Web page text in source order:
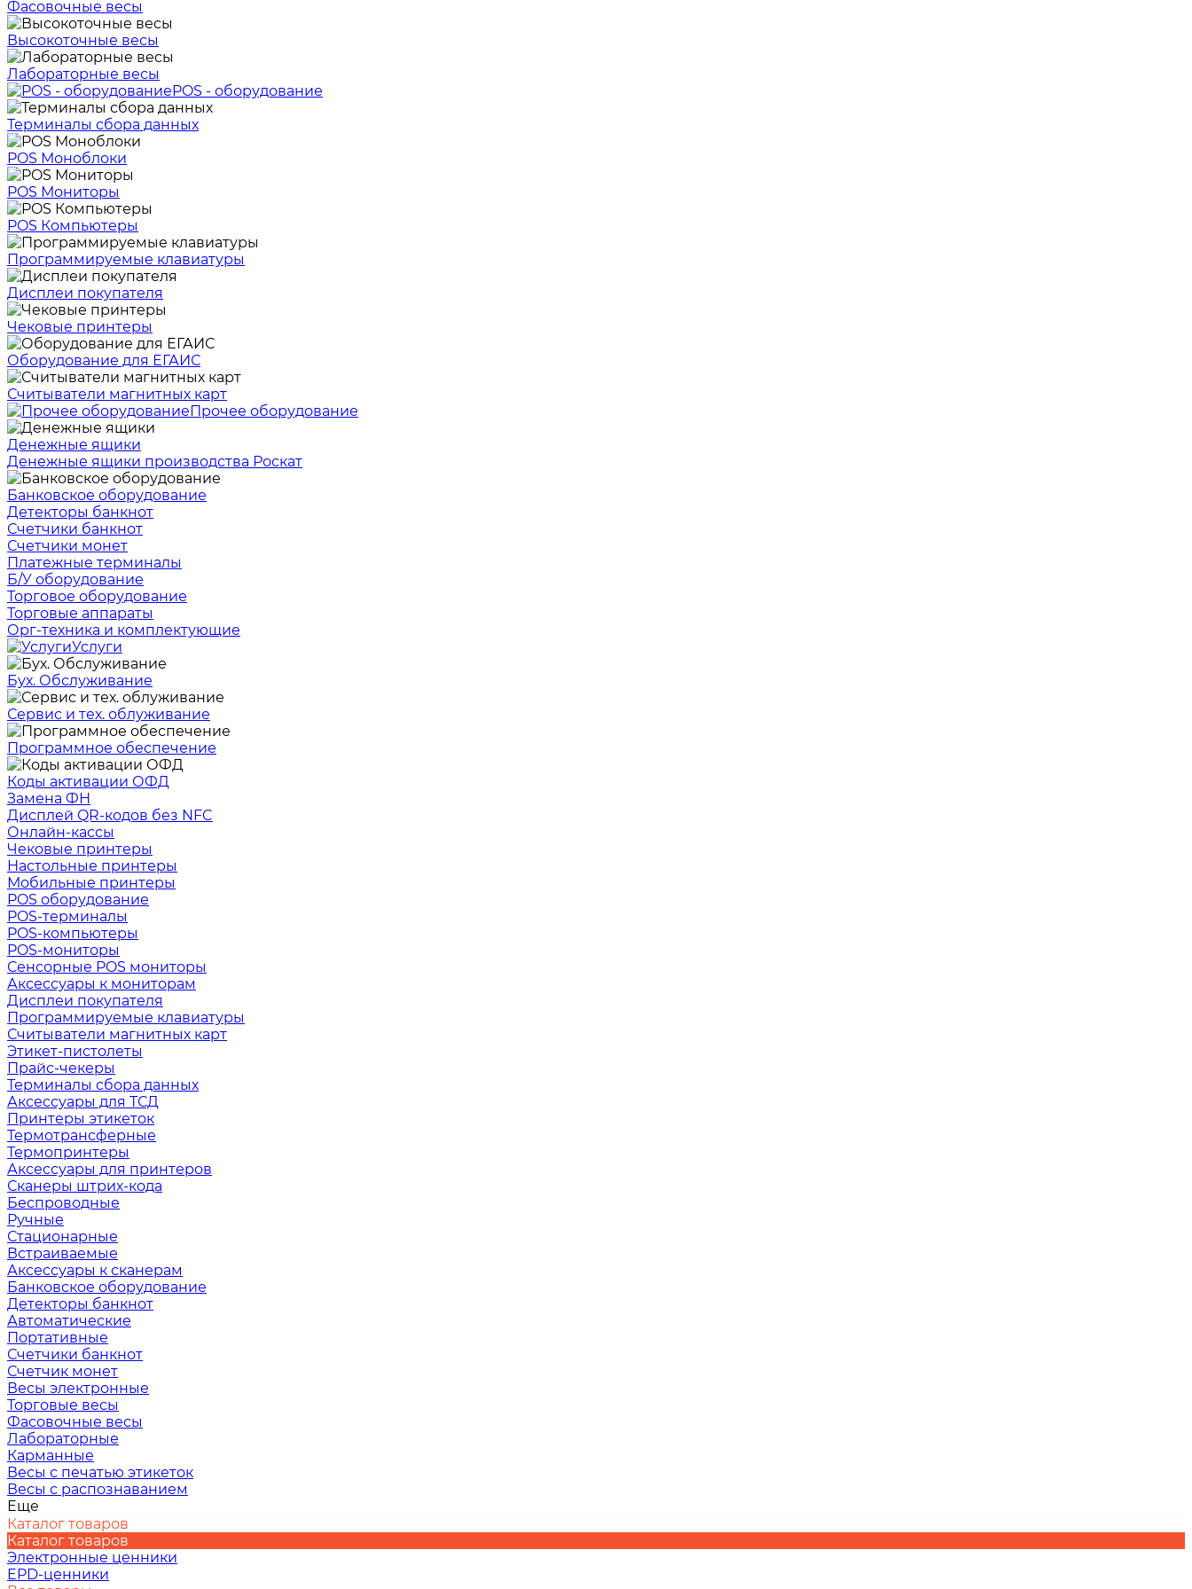
Фасовочные весы
Высокоточные весы
Лабораторные весы
POS - оборудование
Терминалы сбора данных
POS Моноблоки
POS Мониторы
POS Компьютеры
Программируемые клавиатуры
Дисплеи покупателя
Чековые принтеры
Оборудование для ЕГАИС
Считыватели магнитных карт
Прочее оборудование
Денежные ящики
Денежные ящики производства Роскат
Банковское оборудование
Детекторы банкнот
Счетчики банкнот
Счетчики монет
Платежные терминалы
Б/У оборудование
Торговое оборудование
Торговые аппараты
Орг-техника и комплектующие
Услуги
Бух. Обслуживание
Сервис и тех. облуживание
Программное обеспечение
Коды активации ОФД
Замена ФН
Дисплей QR-кодов без NFC
Онлайн-кассы
Чековые принтеры
Настольные принтеры
Мобильные принтеры
POS оборудование
POS-терминалы
POS-компьютеры
POS-мониторы
Сенсорные POS мониторы
Аксессуары к мониторам
Дисплеи покупателя
Программируемые клавиатуры
Считыватели магнитных карт
Этикет-пистолеты
Прайс-чекеры
Терминалы сбора данных
Аксессуары для ТСД
Принтеры этикеток
Термотрансферные
Термопринтеры
Аксессуары для принтеров
Сканеры штрих-кода
Беспроводные
Ручные
Стационарные
Встраиваемые
Аксессуары к сканерам
Банковское оборудование
Детекторы банкнот
Автоматические
Портативные
Счетчики банкнот
Счетчик монет
Весы электронные
Торговые весы
Фасовочные весы
Лабораторные
Карманные
Весы с печатью этикеток
Весы с распознаванием
Еще
Каталог товаров
Каталог товаров
Электронные ценники
EPD-ценники